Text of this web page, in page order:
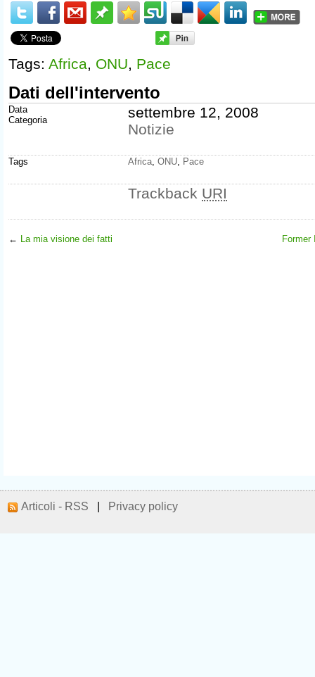
Tags: Africa, ONU, Pace
Dati dell'intervento
Data
Categoria
settembre 12, 2008
Notizie
Tags Africa, ONU, Pace
Trackback URI
← La mia visione dei fatti Former
Articoli - RSS Privacy policy